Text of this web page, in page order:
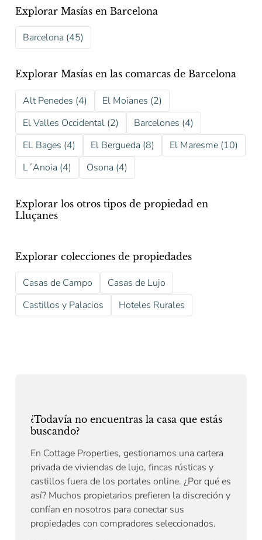
Explorar Masías en Barcelona
Barcelona (45)
Explorar Masías en las comarcas de Barcelona
Alt Penedes (4)
El Moianes (2)
El Valles Occidental (2)
Barcelones (4)
EL Bages (4)
El Bergueda (8)
El Maresme (10)
L´Anoia (4)
Osona (4)
Explorar los otros tipos de propiedad en
Lluçanes
Explorar colecciones de propiedades
Casas de Campo
Casas de Lujo
Castillos y Palacios
Hoteles Rurales
¿Todavía no encuentras la casa que estás
buscando?
En Cottage Properties, gestionamos una cartera
privada de viviendas de lujo, fincas rústicas y
castillos fuera de los portales online. ¿Por qué es
así? Muchos propietarios prefieren la discreción y
confían en nosotros para conectar sus
propiedades con compradores seleccionados.